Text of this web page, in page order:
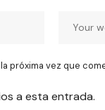
próxima vez que
a esta entrada.